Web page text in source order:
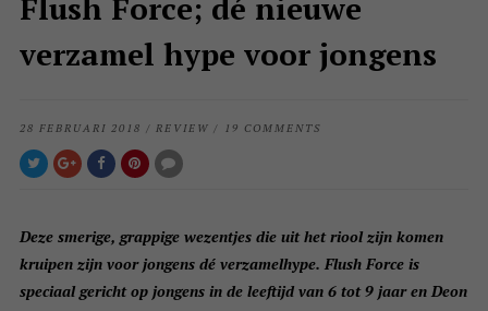
Flush Force; dé nieuwe
verzamel hype voor jongens
28 FEBRUARI 2018 / REVIEW / 19 COMMENTS
Deze smerige, grappige wezentjes die uit het riool zijn komen
kruipen zijn voor jongens dé verzamelhype. Flush Force is
speciaal gericht op jongens in de leeftijd van 6 tot 9 jaar en Deon